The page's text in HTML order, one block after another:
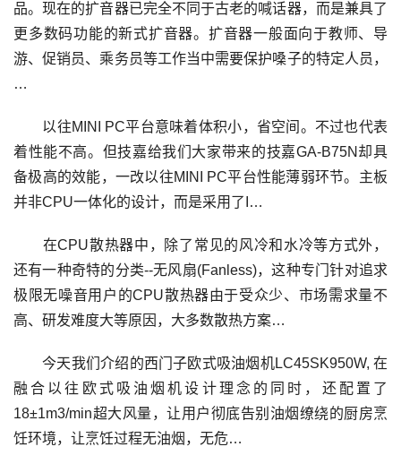
品。现在的扩音器已完全不同于古老的喊话器，而是兼具了
更多数码功能的新式扩音器。扩音器一般面向于教师、导
游、促销员、乘务员等工作当中需要保护嗓子的特定人员，
…
以往MINI PC平台意味着体积小，省空间。不过也代表
着性能不高。但技嘉给我们大家带来的技嘉GA-B75N却具
备极高的效能，一改以往MINI PC平台性能薄弱环节。主板
并非CPU一体化的设计，而是采用了I…
在CPU散热器中，除了常见的风冷和水冷等方式外，
还有一种奇特的分类--无风扇(Fanless)，这种专门针对追求
极限无噪音用户的CPU散热器由于受众少、市场需求量不
高、研发难度大等原因，大多数散热方案…
今天我们介绍的西门子欧式吸油烟机LC45SK950W, 在
融合以往欧式吸油烟机设计理念的同时，还配置了
18±1m3/min超大风量，让用户彻底告别油烟缭绕的厨房烹
饪环境，让烹饪过程无油烟，无危…